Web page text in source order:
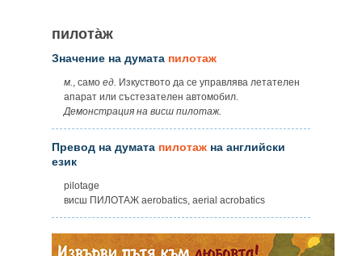
пилота̀ж
Значение на думата пилотаж
м., само ед. Изкуството да се управлява летателен
апарат или състезателен автомобил.
Демонстрация на висш пилотаж.
Превод на думата пилотаж на английски
език
pilotage
висш ПИЛОТАЖ aerobatics, aerial acrobatics